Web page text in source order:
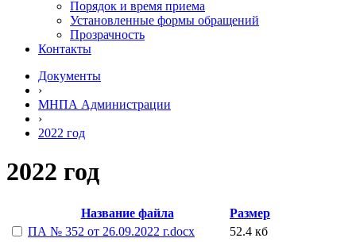
Порядок и время приема
Установленные формы обращений
Прозрачность
Контакты
Документы
›
МНПА Администрации
›
2022 год
2022 год
Название файла
Размер
ПА № 352 от 26.09.2022 г.docx
52.4 кб